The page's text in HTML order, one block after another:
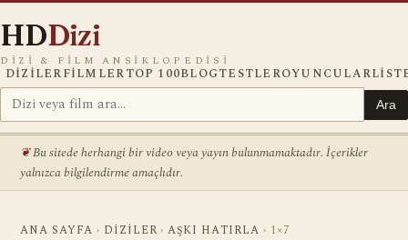
HDDizi
DIZI & FILM ANSIKLOPEDISI
DIZILERFILMLERTOP 100BLOGTESTLEROYUNCULAR
Ara
Bu sitede herhangi bir video veya yayın bulunmamaktadır. İçerikler
yalnızca bilgilendirme amaçlıdır.
ANA SAYFA › DIZILER ›AŞKI HATIRLA › 1×7